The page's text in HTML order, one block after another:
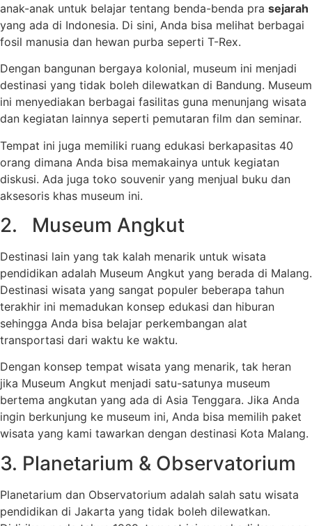
anak-anak untuk belajar tentang benda-benda pra sejarah
yang ada di Indonesia. Di sini, Anda bisa melihat berbagai
fosil manusia dan hewan purba seperti T-Rex.
Dengan bangunan bergaya kolonial, museum ini menjadi
destinasi yang tidak boleh dilewatkan di Bandung. Museum
ini menyediakan berbagai fasilitas guna menunjang wisata
dan kegiatan lainnya seperti pemutaran film dan seminar.
Tempat ini juga memiliki ruang edukasi berkapasitas 40
orang dimana Anda bisa memakainya untuk kegiatan
diskusi. Ada juga toko souvenir yang menjual buku dan
aksesoris khas museum ini.
2. Museum Angkut
Destinasi lain yang tak kalah menarik untuk wisata
pendidikan adalah Museum Angkut yang berada di Malang.
Destinasi wisata yang sangat populer beberapa tahun
terakhir ini memadukan konsep edukasi dan hiburan
sehingga Anda bisa belajar perkembangan alat
transportasi dari waktu ke waktu.
Dengan konsep tempat wisata yang menarik, tak heran
jika Museum Angkut menjadi satu-satunya museum
bertema angkutan yang ada di Asia Tenggara. Jika Anda
ingin berkunjung ke museum ini, Anda bisa memilih paket
wisata yang kami tawarkan dengan destinasi Kota Malang.
3. Planetarium & Observatorium
Planetarium dan Observatorium adalah salah satu wisata
pendidikan di Jakarta yang tidak boleh dilewatkan.